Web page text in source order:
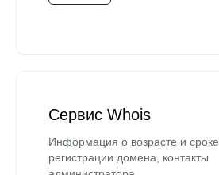
Сервис Whois
Информация о возрасте и сроке
регистрации домена, контакты